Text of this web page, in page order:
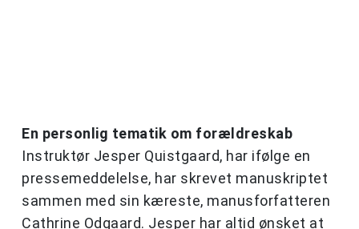
En personlig tematik om forældreskab
Instruktør Jesper Quistgaard, har ifølge en
pressemeddelelse, har skrevet manuskriptet
sammen med sin kæreste, manusforfatteren
Cathrine Odgaard. Jesper har altid ønsket at